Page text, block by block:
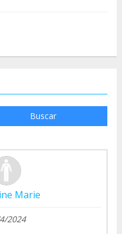
Buscar
Marie
2024